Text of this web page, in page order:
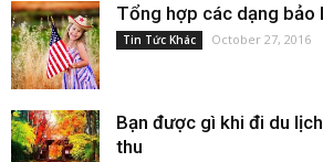
Tổng hợp các dạng bảo
Tin Tức Khác October 27, 2016
Bạn được gì khi đi du
thu